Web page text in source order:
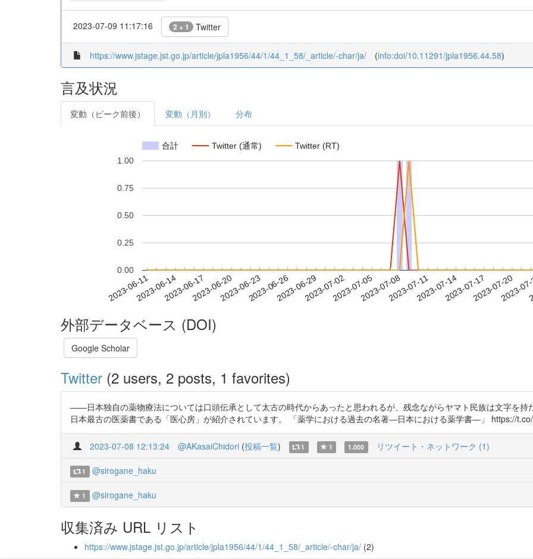
2023-07-09 11:17:16 2 + 1 Twitter
https://www.jstage.jst.go.jp/article/jpla1956/44/1/44_1_58/_article/-char/ja/ (info:doi/10.11291/jpla1956.44.58)
言及状況
変動（ピーク前後） 変動（月別） 分布
合計 Twitter (通常) Twitter (RT)
2023-06-112023-06-142023-06-172023-06-202023-06-232023-06-262023-06-292023-07-022023-07-052023-07-082023-07-112023-07-142023-07-172023-07-20
2023-
0.00
0.25
0.50
0.75
1.00
外部データベース (DOI)
Google Scholar
Twitter (2 users, 2 posts, 1 favorites)
——日本独自の薬物療法については口頭伝承として太古の時代からあったと思われるが、残念ながらヤマト民族は文字を
日本最古の医薬書である「医心房」が紹介されています。 「薬学における過去の名著―日本における薬学書―」 https://
2023-07-08 12:13:24 @AKasaiChidori (投稿一覧) 1 1 1.000 リツイート・ネットワーク (1)
1 @sirogane_haku
1 @sirogane_haku
収集済み URL リスト
https://www.jstage.jst.go.jp/article/jpla1956/44/1/44_1_58/_article/-char/ja/ (2)